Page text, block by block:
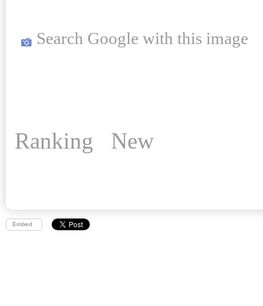
Search Google with this image
Ranking New
Embed